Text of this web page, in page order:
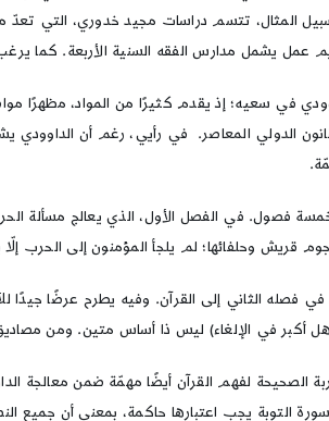
المثال، تتسم دراسات مجيد خدوري، التي تعدّ
مدارس الفقه السنية الأربعة. كما يرغب في التعرض للأعلام
في سعيه؛ إذ يقدم كثيرًا من المواد، مظهرًا
الدولي المعاصر. في رأيي، رغم أن
فصول. في الفصل الأول، الذي يعالج مسألة
قريش وحلفائها؛ لم يلجأ المؤمنون إلى الحرب
في فصله الثاني إلى القرآن. وفيه يطرح عرضًا
أكبر في الإلغاء) ليس ذا أساس متين. ومن
الصحيحة لفهم القرآن أيضًا مهمّة ضمن معالجة
5 و29 من سورة التوبة يجب اعتبارها حاكمة، بمعنى